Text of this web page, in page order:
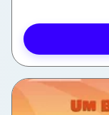
Utilizar o
escolar. • Desenvolver autonomia para comunicar
necessidades dentro da
digitais como